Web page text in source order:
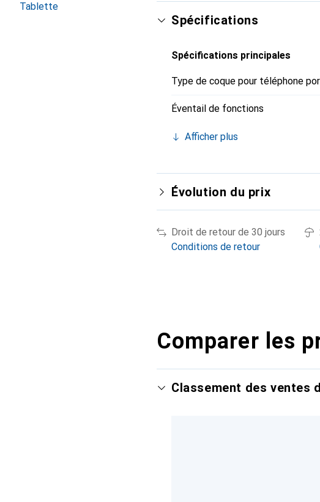
Tablette
Spécifications
Spécifications principales
Type de coque pour téléphone
Éventail de fonctions
Afficher plus
Évolution du prix
Droit de retour de 30 jours
Conditions de retour
Comparer les
Classement des ventes